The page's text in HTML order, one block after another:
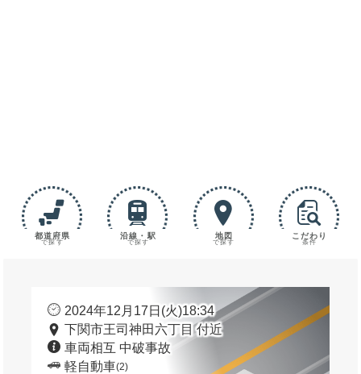
都道府県
で探す
沿線・駅
で探す
地図
で探す
こだわり
条件
2024年12月17日(火)18:34
下関市王司神田六丁目 付近
車両相互 中破事故
軽自動車(2)